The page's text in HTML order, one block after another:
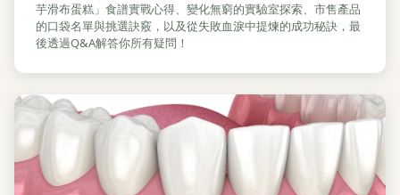
芋滑布蛋糕」食譜實戰心得、變化無窮的實驗室探索、市售產品
的口袋名單與挑選訣竅，以及從失敗血淚中提煉的成功秘訣，最
後透過Q&A解答你所有疑問！